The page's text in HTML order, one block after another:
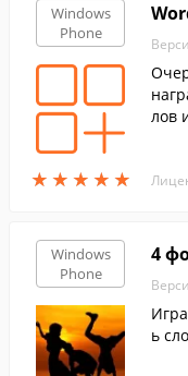
Windows
Phone
★ ★ ★ ★ ★
★ ★ ★ ★ ★
лов
Windows
Phone
4
ь